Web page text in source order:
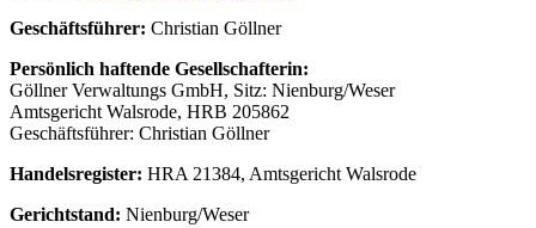
Geschäftsführer: Christian Göllner
Persönlich haftende Gesellschafterin:
Göllner Verwaltungs GmbH, Sitz: Nienburg/Weser
Amtsgericht Walsrode, HRB 205862
Geschäftsführer: Christian Göllner
Handelsregister: HRA 21384, Amtsgericht Walsrode
Gerichtstand: Nienburg/Weser